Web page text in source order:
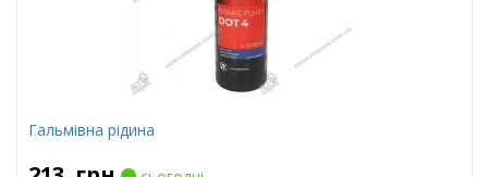
Гальмівна рідина